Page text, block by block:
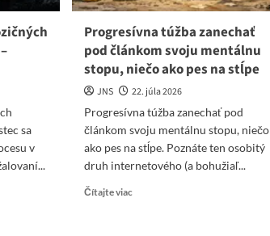
sa
v
Progresívna túžba zanechať
pod článkom svoju mentálnu
stopu, niečo ako pes na stĺpe
JNS
22. júla 2026
Progresívna túžba zanechať pod
článkom svoju mentálnu stopu, niečo
ako pes na stĺpe. Poznáte ten osobitý
druh internetového (a bohužiaľ...
Čítajte viac